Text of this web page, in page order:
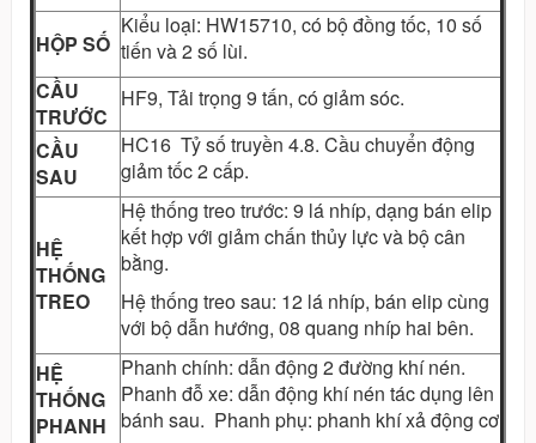
HỘP SỐ
Kiểu loại: HW15710, có bộ đồng tốc, 10 số
tiến và 2 số lùi.
CẦU
TRƯỚC
HF9, Tải trọng 9 tấn, có giảm sóc.
CẦU
SAU
HC16 Tỷ số truyền 4.8. Cầu chuyển động
giảm tốc 2 cấp.
HỆ
THỐNG
TREO
Hệ thống treo trước: 9 lá nhíp, dạng bán elip
kết hợp với giảm chấn thủy lực và bộ cân
bằng.
Hệ thống treo sau: 12 lá nhíp, bán elip cùng
với bộ dẫn hướng, 08 quang nhíp hai bên.
HỆ
THỐNG
PHANH
Phanh chính: dẫn động 2 đường khí nén.
Phanh đỗ xe: dẫn động khí nén tác dụng lên
bánh sau. Phanh phụ: phanh khí xả động cơ